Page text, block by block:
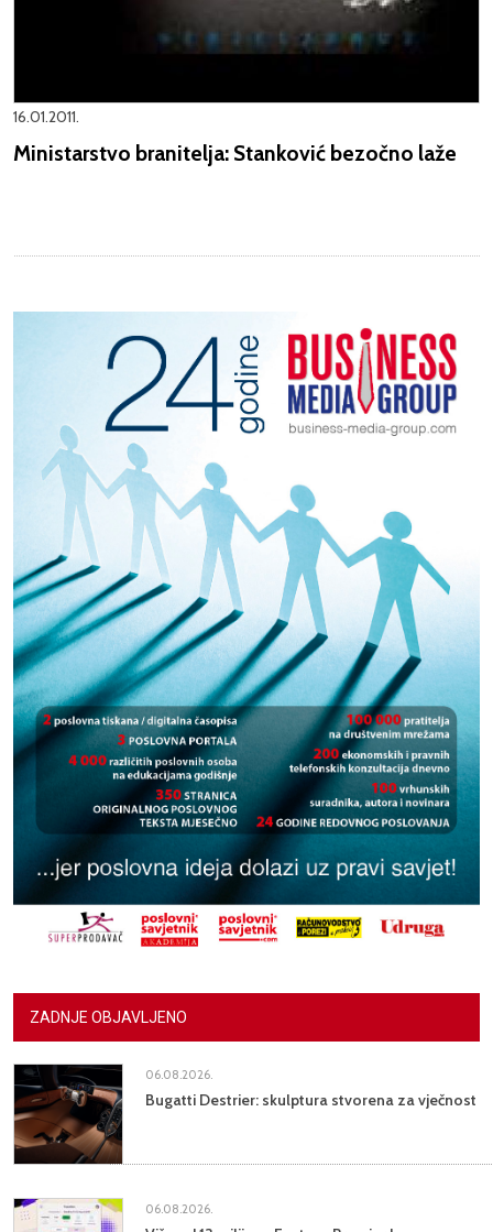
16.01.2011.
Ministarstvo branitelja: Stanković bezočno laže
ZADNJE OBJAVLJENO
06.08.2026.
Bugatti Destrier: skulptura stvorena za vječnost
06.08.2026.